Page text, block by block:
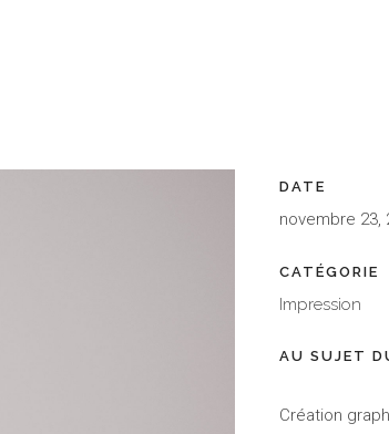
DATE
novembre 23,
CATÉGORIE
Impression
AU SUJET
Création